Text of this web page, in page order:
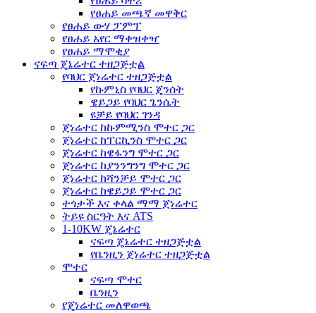
የፀሐይ መጫኛ መዋቅር
የፀሐይ ውሃ ፓምፕ
የፀሐይ አየር ማቀዝቀዣ
የፀሐይ ማሞቂያ
ናፍጣ ጄኔሬተር ተዘጋጅቷል
የባህር ጀነሬተር ተዘጋጅቷል
የኩምኒስ የባህር ጄንሰት
ዌይጋይ የባህር ጌንሴት
ዩቻይ የባህር ገንዳ
ጀነሬተር ከኩምሚንስ ሞተር ጋር
ጀነሬተር ከፐርኪንስ ሞተር ጋር
ጀነሬተር ከዌፋንግ ሞተር ጋር
ጀነሬተር ከያንንግንግ ሞተር ጋር
ጀነሬተር ከሻንቻይ ሞተር ጋር
ጀነሬተር ከዌይጋይ ሞተር ጋር
ተጎታች እና ቀላል ማማ ጀነሬተር
ትይዩ ስርዓት እና ATS
1-10KW ጄኔሬተር
ናፍጣ ጄኔሬተር ተዘጋጅቷል
የቤንዚን ጀነሬተር ተዘጋጅቷል
ሞተር
ናፍጣ ሞተር
ቤንዚን
የጄነሬተር መለዋወጫ